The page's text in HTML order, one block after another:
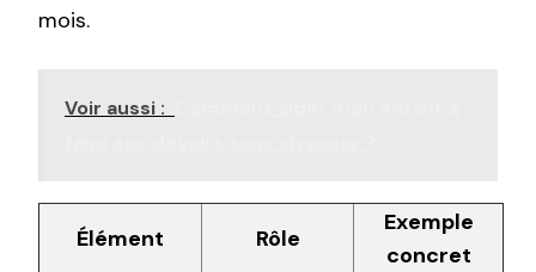
mois.
Voir aussi :
Élément Rôle
Exemple
concret